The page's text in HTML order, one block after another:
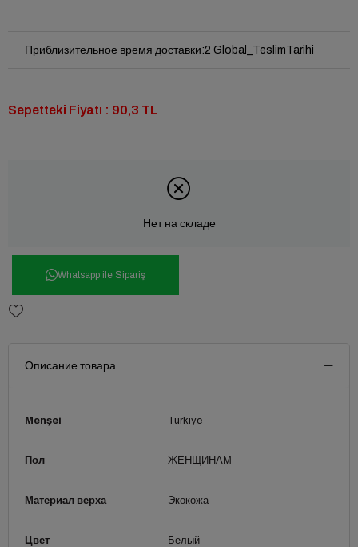
Приблизительное время доставки:2 Global_TeslimTarihi
Sepetteki Fiyatı : 90,3 TL
Нет на складе
Whatsapp ile Sipariş
Описание товара
Menşei Türkiye
Пол ЖЕНЩИНАМ
Материал верха Экокожа
Цвет Белый